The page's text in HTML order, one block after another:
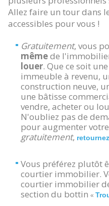
Allez faire un tour dans
accessibles pour vous !
Gratuitement, vous
mêmede
louer. Que ce soit
immeuble à revenu,
construction neuve,
une bâtisse
vendre, acheter ou
N'oubliez pas de
pour augmenter
gratuitement,
Vous préférez plutôt
courtier immobilier.
courtier immobilier
section du bottin«